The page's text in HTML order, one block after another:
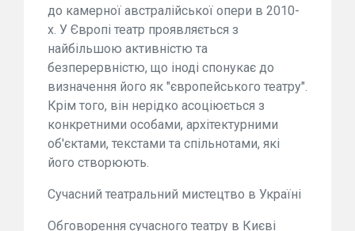
до камерної австралійської опери в 2010-
х. У Європі театр проявляється з
найбільшою активністю та
безперервністю, що іноді спонукає до
визначення його як "європейського театру".
Крім того, він нерідко асоціюється з
конкретними особами, архітектурними
об'єктами, текстами та спільнотами, які
його створюють.
Сучасний театральний мистецтво в Україні
Обговорення сучасного театру в Києві